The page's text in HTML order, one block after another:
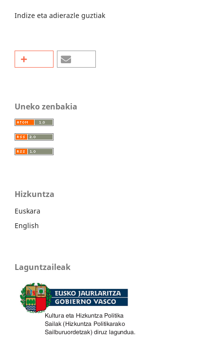
Indize eta adierazle guztiak
Uneko zenbakia
Hizkuntza
Euskara
English
Laguntzaileak